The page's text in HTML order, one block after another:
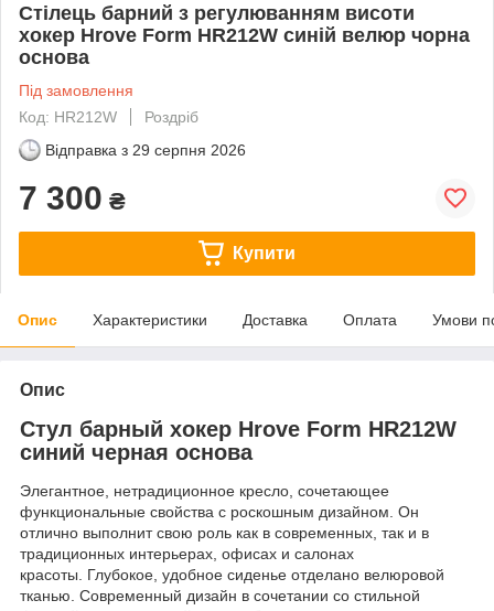
Стілець барний з регулюванням висоти
хокер Hrove Form HR212W синій велюр чорна
основа
Під замовлення
Код: HR212W
Роздріб
Відправка з 29 серпня 2026
7 300 ₴
Купити
Опис Характеристики Доставка Оплата Умови
Опис
Стул барный хокер Hrove Form HR212W
синий черная основа
Элегантное, нетрадиционное кресло, сочетающее
функциональные свойства с роскошным дизайном. Он
отлично выполнит свою роль как в современных, так и в
традиционных интерьерах, офисах и салонах
красоты. Глубокое, удобное сиденье отделано велюровой
тканью. Современный дизайн в сочетании со стильной